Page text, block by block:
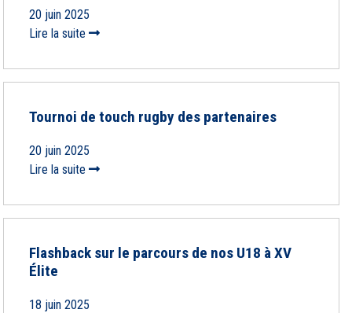
20 juin 2025
Lire la suite
Tournoi de touch rugby des partenaires
20 juin 2025
Lire la suite
Flashback sur le parcours de nos U18 à XV
Élite
18 juin 2025